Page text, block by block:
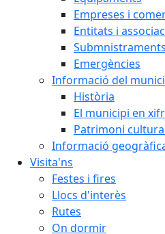
Empreses i
Entitats i
Submnistraments
Emergències
Informació del
Història
El municipi en
Patrimoni
Informació
Visita'ns
Festes i fires
Llocs d'interès
Rutes
On dormir